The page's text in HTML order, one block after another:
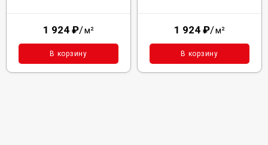
1 924 ₽/м²
В корзину
1 924 ₽/м²
В корзину